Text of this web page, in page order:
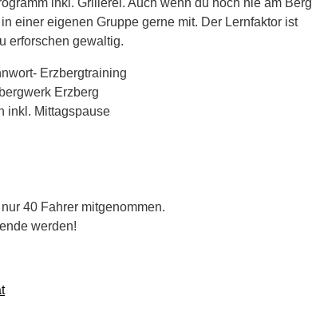
einer eigenen Gruppe gerne mit. Der Lernfaktor ist
erforschen gewaltig.
Erzbergtraining
Erzberg
inkl. Mittagspause
40 Fahrer mitgenommen.
werden!